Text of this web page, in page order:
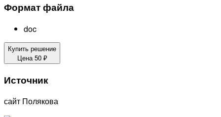
Формат файла
doc
Купить решение
Цена50 ₽
Источник
сайт Полякова